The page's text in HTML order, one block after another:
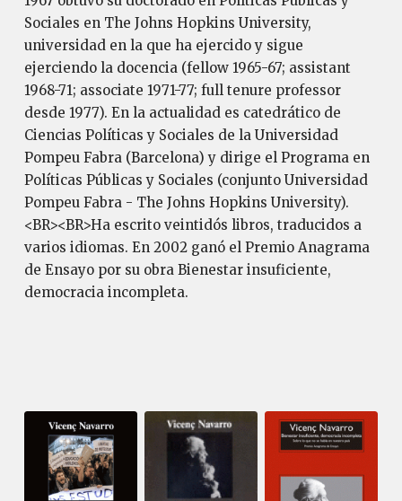
Sociales en The Johns Hopkins University,
universidad en la que ha ejercido y sigue
ejerciendo la docencia (fellow 1965-67; assistant
1968-71; associate 1971-77; full tenure professor
desde 1977). En la actualidad es catedrático de
Ciencias Políticas y Sociales de la Universidad
Pompeu Fabra (Barcelona) y dirige el Programa en
Políticas Públicas y Sociales (conjunto Universidad
Pompeu Fabra - The Johns Hopkins University).
<BR><BR>Ha escrito veintidós libros, traducidos a
varios idiomas. En 2002 ganó el Premio Anagrama
de Ensayo por su obra Bienestar insuficiente,
democracia incompleta.